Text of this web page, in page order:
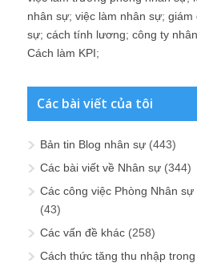
nhân sự; việc làm nhân sự; giám
sự; cách tính lương; công ty
Cách làm KPI;
Các bài viết của tôi
Bản tin Blog nhân sự (443)
Các bài viết về Nhân sự (344)
Các công việc Phòng Nhân sự
(43)
Các vấn đề khác (258)
Cách thức tăng thu nhập